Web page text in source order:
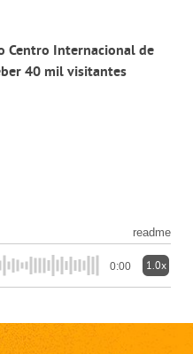
Centro Internacional de
40 mil visitantes
readme
0:00 1.0x